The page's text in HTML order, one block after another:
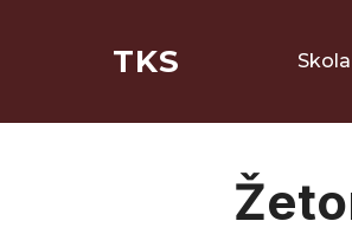
TKS Skola